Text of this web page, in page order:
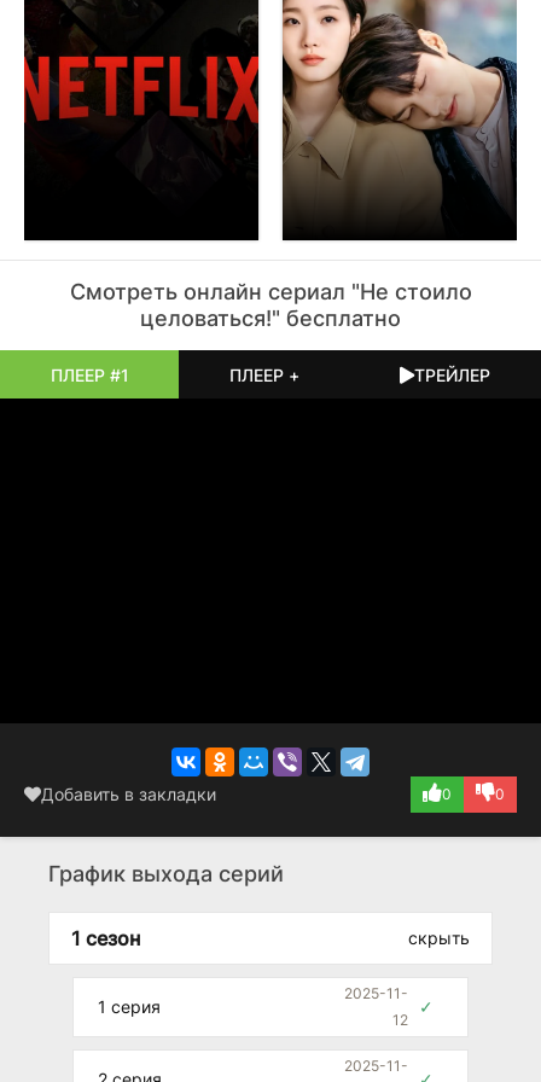
когда кто-то наконец разрешает себе выдохнуть.
Смотреть онлайн сериал "Не стоило
целоваться!" бесплатно
ПЛЕЕР #1 ПЛЕЕР + ТРЕЙЛЕР
Добавить в закладки 0 0
График выхода серий
1 сезон скрыть
1 серия
2025-11-
12
✓
2025-11-